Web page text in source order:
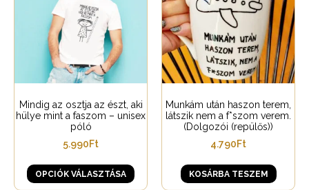
Mindig az osztja az észt, aki
hülye mint a faszom – unisex
póló
5.990Ft
OPCIÓK VÁLASZTÁSA
Munkám után haszon terem,
látszik nem a f*szom verem.
(Dolgozói (repülős))
4.790Ft
KOSÁRBA TESZEM